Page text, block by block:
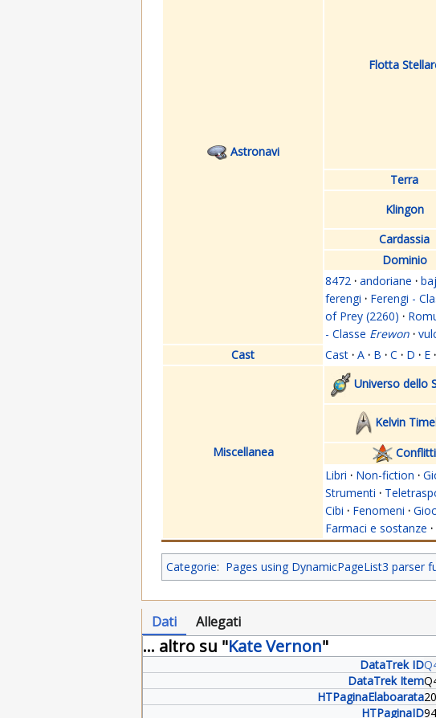
Astronavi
Flotta
Terra
Klingon
Cardassia
Dominio
8472 · andoriane ·
ferengi · Ferengi -
of Prey (2260) ·
- Classe Erewon ·
Cast
Cast · A · B · C · D · E ·
Miscellanea
Universo dello
Kelvin
Conflitti
Libri · Non-fiction ·
Strumenti ·
Cibi · Fenomeni ·
Farmaci e sostanze ·
Categorie: Pages using DynamicPageList3 parser
Dati Allegati
... altro su "Kate Vernon"
DataTrek ID
DataTrek Item
HTPaginaElaboarata
HTPaginaID